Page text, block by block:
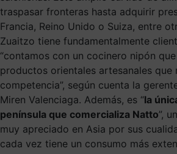
traspasar fronteras hasta adquirir
Francia, Reino Unido o Suiza, entre
Zuaitzo tiene fundamentalmente
“contamos con un cocinero nipón
productos orientales artesanales que
competencia”, según cuenta la
Miren Valenciaga. Además, es “la
península que comercializa Natto”,
muy apreciado en Asia por sus
cada vez tiene un consumo más